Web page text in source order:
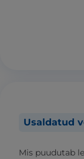
Usaldatud
Mis puudutab